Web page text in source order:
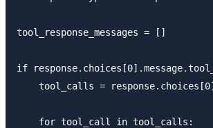
tool_response_messages = []
if
tool_calls =
    for tool_call in tool_calls: